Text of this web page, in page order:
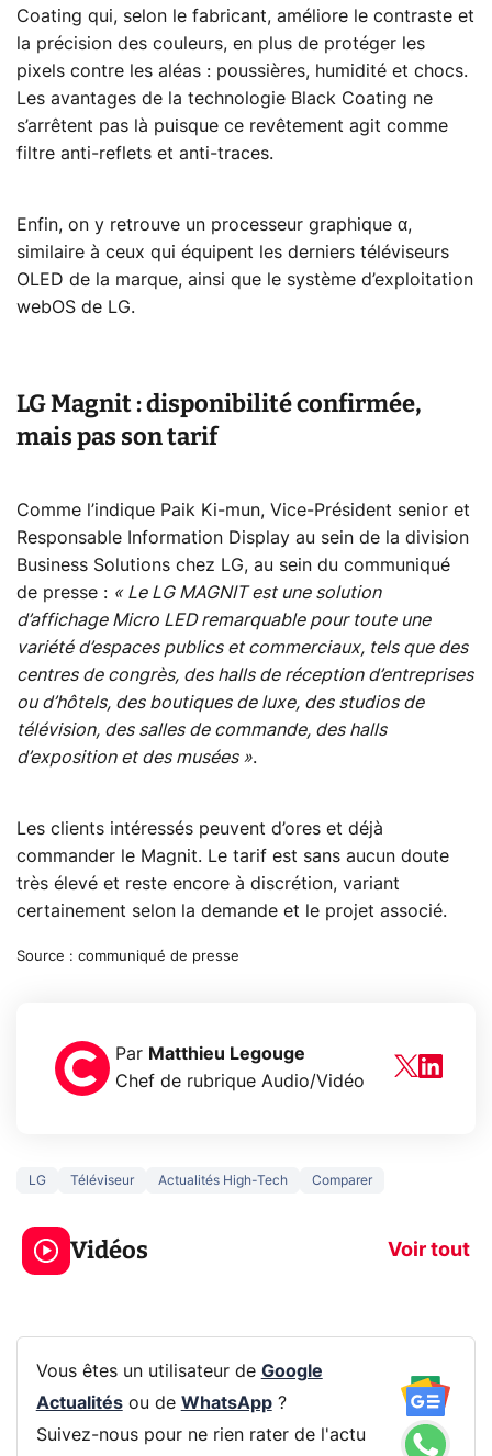
Coating qui, selon le fabricant, améliore le contraste et
la précision des couleurs, en plus de protéger les
pixels contre les aléas : poussières, humidité et chocs.
Les avantages de la technologie Black Coating ne
s’arrêtent pas là puisque ce revêtement agit comme
filtre anti-reflets et anti-traces.
Enfin, on y retrouve un processeur graphique α,
similaire à ceux qui équipent les derniers téléviseurs
OLED de la marque, ainsi que le système d’exploitation
webOS de LG.
LG Magnit : disponibilité confirmée,
mais pas son tarif
Comme l’indique Paik Ki-mun, Vice-Président senior et
Responsable Information Display au sein de la division
Business Solutions chez LG, au sein du communiqué
de presse : « Le LG MAGNIT est une solution
d’affichage Micro LED remarquable pour toute une
variété d’espaces publics et commerciaux, tels que des
centres de congrès, des halls de réception d’entreprises
ou d’hôtels, des boutiques de luxe, des studios de
télévision, des salles de commande, des halls
d’exposition et des musées ».
Les clients intéressés peuvent d’ores et déjà
commander le Magnit. Le tarif est sans aucun doute
très élevé et reste encore à discrétion, variant
certainement selon la demande et le projet associé.
Source : communiqué de presse
Par Matthieu Legouge
Chef de rubrique Audio/Vidéo
LG Téléviseur Actualités High-Tech Comparer
Vidéos Voir tout
5 générations de
jeux dans la
prochaine Xbox !
Ce que vous
navigation
Vous êtes un utilisateur de Google
Actualitésou de WhatsApp?
Suivez-nous pour ne rien rater de l'actu